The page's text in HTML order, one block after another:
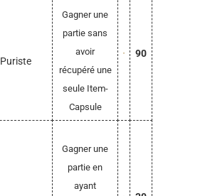
Puriste
Gagner une
partie sans
avoir
récupéré une
seule Item-
Capsule
90
Gagner une
partie en
ayant